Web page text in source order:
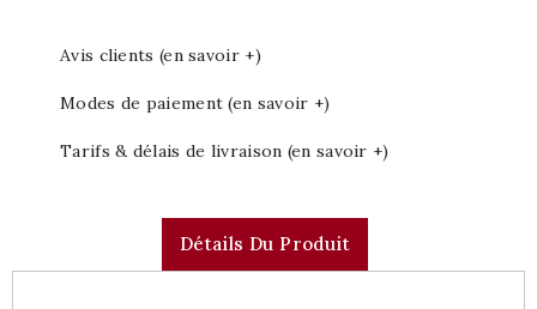
Avis clients (en savoir +)
Modes de paiement (en savoir +)
Tarifs & délais de livraison (en savoir +)
Détails Du Produit